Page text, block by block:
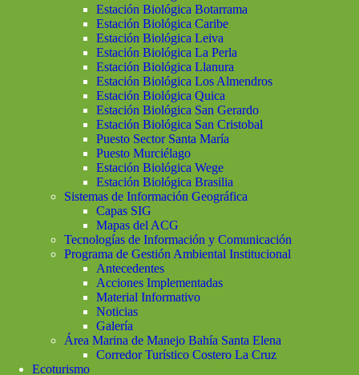
Estación Biológica Botarrama
Estación Biológica Caribe
Estación Biológica Leiva
Estación Biológica La Perla
Estación Biológica Llanura
Estación Biológica Los Almendros
Estación Biológica Quica
Estación Biológica San Gerardo
Estación Biológica San Cristobal
Puesto Sector Santa María
Puesto Murciélago
Estación Biológica Wege
Estación Biológica Brasilia
Sistemas de Información Geográfica
Capas SIG
Mapas del ACG
Tecnologías de Información y Comunicación
Programa de Gestión Ambiental Institucional
Antecedentes
Acciones Implementadas
Material Informativo
Noticias
Galería
Área Marina de Manejo Bahía Santa Elena
Corredor Turístico Costero La Cruz
Ecoturismo